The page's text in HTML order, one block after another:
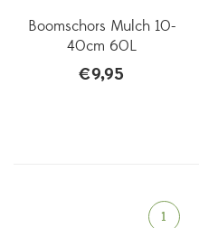
Boomschors Mulch 10-
40cm 60L
€9,95
1